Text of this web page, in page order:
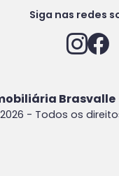
Siga nas redes
Brasvalle
- Todos os